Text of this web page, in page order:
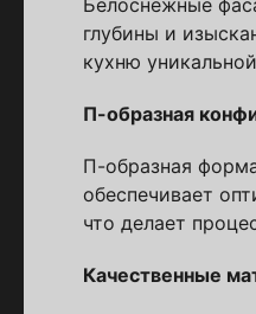
Белоснежные
глубины и
кухню
П-образная
П-образная
обеспечивает
что делает
Качественные